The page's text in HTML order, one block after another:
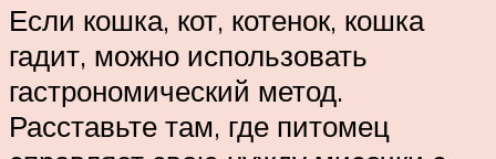
Если кошка, кот, котенок, кошка
гадит, можно использовать
гастрономический метод.
Расставьте там, где питомец